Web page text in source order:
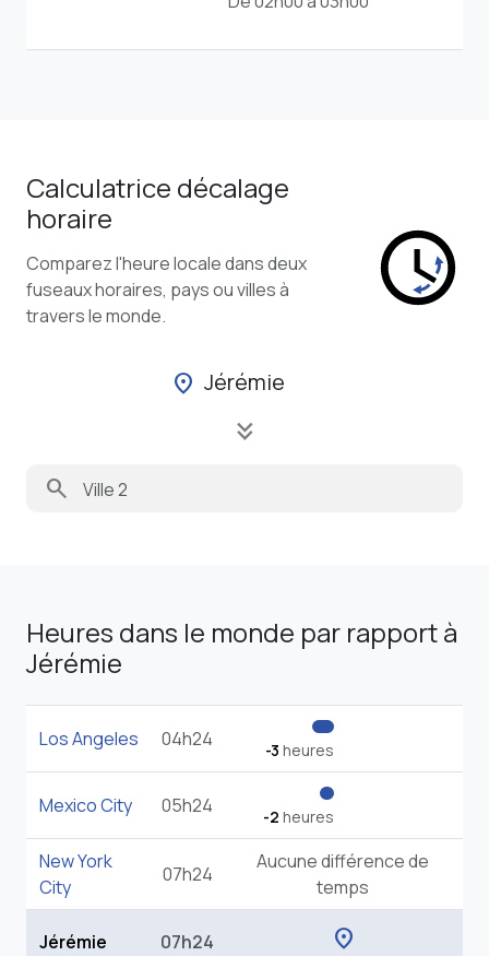
Calculatrice décalage
horaire
Comparez l'heure locale dans deux
fuseaux horaires, pays ou villes à
travers le monde.
location_on Jérémie
keyboard_double_arrow_down
search
Heures dans le monde par rapport à
Jérémie
Los Angeles 04h24 -3 heures
Mexico City 05h24 -2 heures
New York
City
07h24
Aucune différence de
temps
Jérémie 07h24 location_on